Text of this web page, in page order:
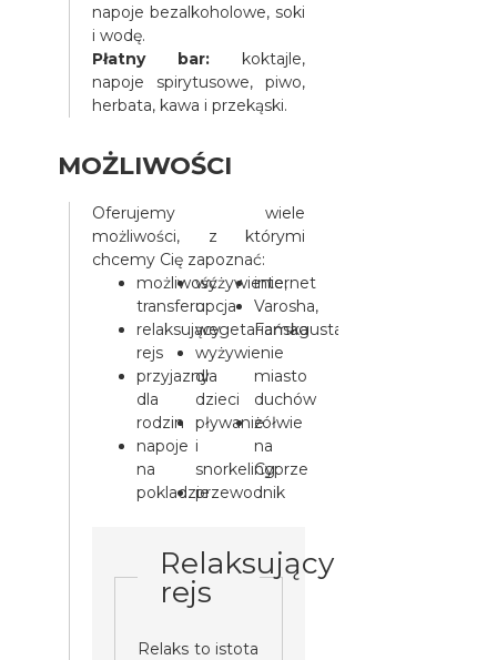
napoje bezalkoholowe, soki
i wodę.
Płatny bar: koktajle,
napoje spirytusowe, piwo,
herbata, kawa i przekąski.
MOŻLIWOŚCI
Oferujemy wiele
możliwości, z którymi
chcemy Cię zapoznać:
możliwość
transferu
relaksujący
rejs
przyjazny
dla
rodzin
napoje
na
pokladzie
wyżywienie,
opcja
wegetariańska
wyżywienie
dla
dzieci
pływanie
i
snorkeling
przewodnik
internet
Varosha,
Famagusta
-
miasto
duchów
żółwie
na
Cyprze
Relaksujący
rejs
Relaks to istota